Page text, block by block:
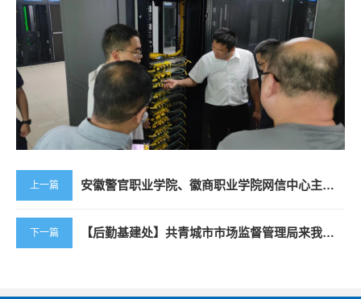
上一篇 安徽警官职业学院、徽商职业学院网信中心主任赴我校调研交流
下一篇 【后勤基建处】共青城市市场监督管理局来我校食堂视察